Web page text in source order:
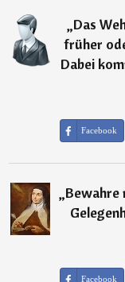
„Das
früher
Dabei
Facebook
„Bewahre
Facebook